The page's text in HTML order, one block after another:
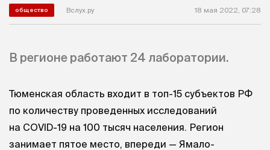
общество Вслух.ру 18 мая 2022, 07:28
В регионе работают 24 лаборатории.
Тюменская область входит в топ-15 субъектов РФ
по количеству проведенных исследований
на COVID-19 на 100 тысяч населения. Регион
занимает пятое место, впереди — Ямало-